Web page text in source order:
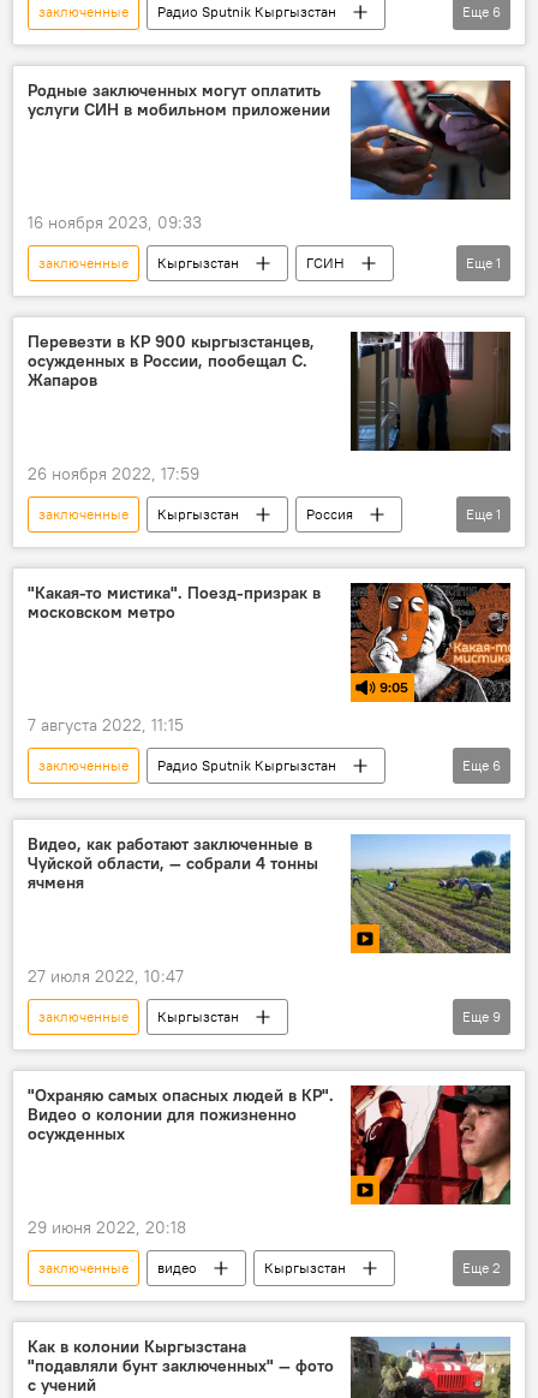
заключенные
Радио Sputnik Кыргызстан
психолог
поддержка
осужденные
психологическая поддержка
Кемель Садыков
Еще 6
Родные заключенных могут оплатить
услуги СИН в мобильном приложении
16 ноября 2023, 09:33
заключенные Кыргызстан
ГСИН
приложение
Еще 1
Перевезти в КР 900 кыргызстанцев,
осужденных в России, пообещал С.
Жапаров
26 ноября 2022, 17:59
заключенные Кыргызстан
Россия
перевод
Еще 1
"Какая-то мистика". Поезд-призрак в
московском метро
9:05
7 августа 2022, 11:15
заключенные
Радио Sputnik Кыргызстан
мистика
метро
призрак
гибель
поезд
Подкасты РИА Новости
Еще 6
Видео, как работают заключенные в
Чуйской области, — собрали 4 тонны
ячменя
27 июля 2022, 10:47
заключенные
Кыргызстан
Чуйская область
урожай
ячмень
колония
Морковь
видео
фото
Новости Киргизии ГСИН
Еще 9
"Охраняю самых опасных людей в КР".
Видео о колонии для пожизненно
осужденных
29 июня 2022, 20:18
заключенные видео
Кыргызстан
колония
тюрьма
Еще 2
Как в колонии Кыргызстана
"подавляли бунт заключенных" — фото
с учений